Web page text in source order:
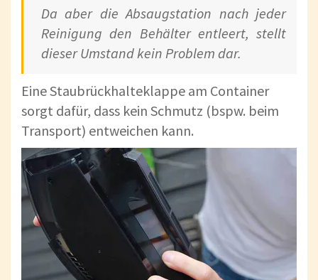
Da aber die Absaugstation nach jeder
Reinigung den Behälter entleert, stellt
dieser Umstand kein Problem dar.
Eine Staubrückhalteklappe am Container
sorgt dafür, dass kein Schmutz (bspw. beim
Transport) entweichen kann.